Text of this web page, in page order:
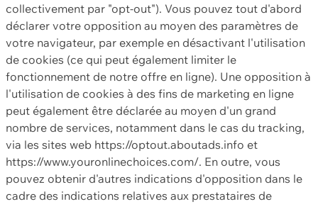
collectivement par "opt-out"). Vous pouvez tout d'abord
déclarer votre opposition au moyen des paramètres de
votre navigateur, par exemple en désactivant l'utilisation
de cookies (ce qui peut également limiter le
fonctionnement de notre offre en ligne). Une opposition à
l'utilisation de cookies à des fins de marketing en ligne
peut également être déclarée au moyen d'un grand
nombre de services, notamment dans le cas du tracking,
via les sites web https://optout.aboutads.info et
https://www.youronlinechoices.com/. En outre, vous
pouvez obtenir d'autres indications d'opposition dans le
cadre des indications relatives aux prestataires de